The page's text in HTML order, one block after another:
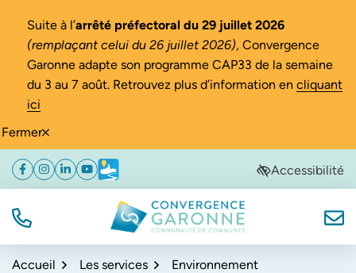
Fermer
Suite à l’arrêté préfectoral du 29 juillet 2026
(remplaçant celui du 26 juillet 2026), Convergence
Garonne adapte son programme CAP33 de la semaine
du 3 au 7 août. Retrouvez plus d’information en cliquant
ici
Aller
navigation
Aller
au
Aller
au
de
Facebook
(ouverture dans un nouvel onglet)
Instagram
(ouverture dans un nouvel onglet)
Linkedin
(ouverture dans un nouvel onglet)
YouTube
(ouverture dans un nouvel onglet)
Météo
(ouverture dans un nouvel onglet)Accessibilité
TÉL. Convergence Garonne
Accueil Les services
Environnement